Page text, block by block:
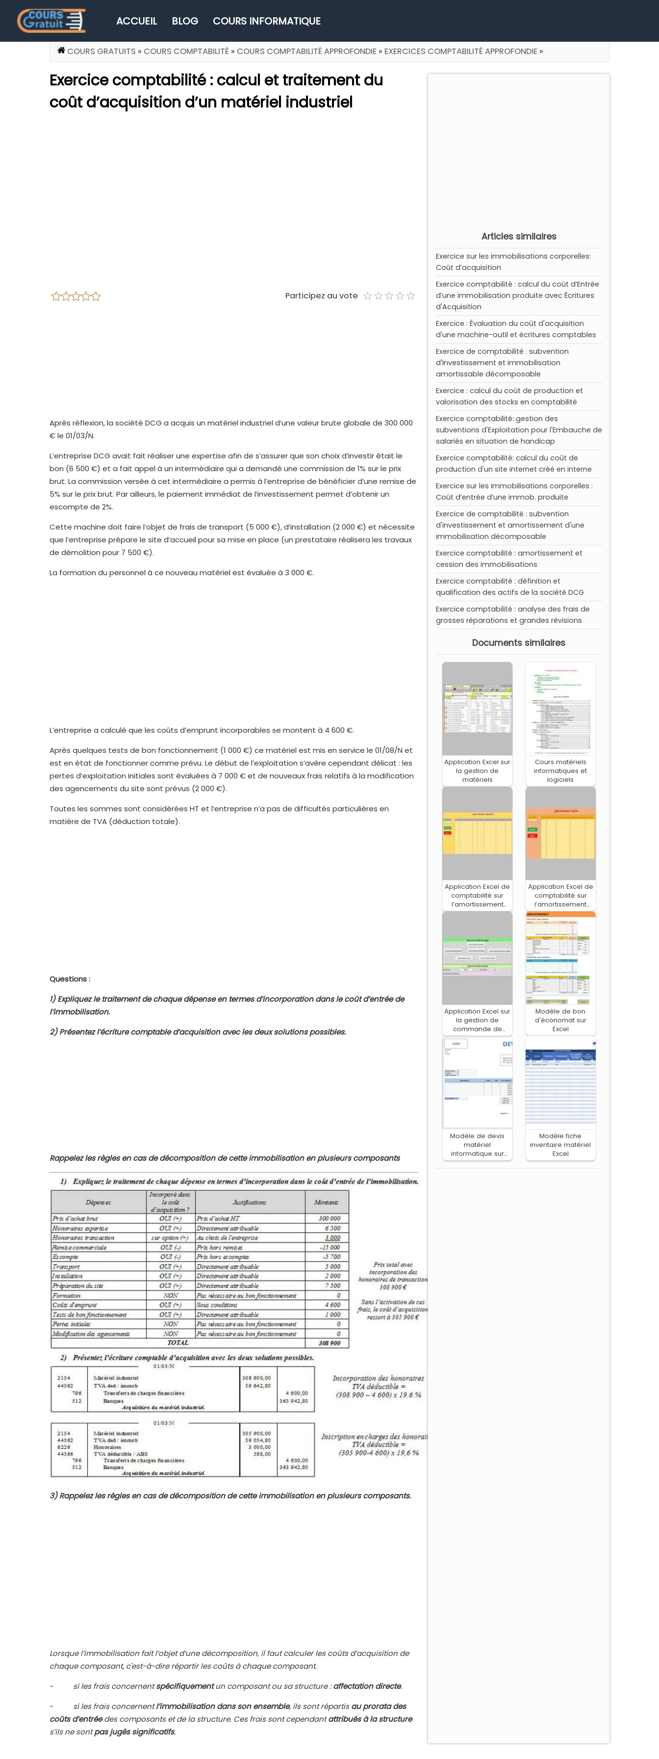
ACCUEIL BLOG COURS INFORMATIQUE
COURS GRATUITS » COURS COMPTABILITÉ » COURS COMPTABILITÉ APPROFONDIE » EXERCICES COMPTABILITÉ APPROFONDIE »
Articles similaires
Exercice sur les immobilisations corporelles:
Coût d’acquisition
Exercice comptabilité : calcul du coût d’Entrée
d’une immobilisation produite avec Écritures
d'Acquisition
Exercice : Évaluation du coût d'acquisition
d'une machine-outil et écritures comptables
Exercice de comptabilité : subvention
d'Investissement et immobilisation
amortissable décomposable
Exercice : calcul du coût de production et
valorisation des stocks en comptabilité
Exercice comptabilité: gestion des
subventions d'Exploitation pour l'Embauche de
salariés en situation de handicap
Exercice comptabilité: calcul du coût de
production d'un site internet créé en interne
Exercice sur les immobilisations corporelles :
Coût d’entrée d’une immob. produite
Exercice de comptabilité : subvention
d'investissement et amortissement d'une
immobilisation décomposable
Exercice comptabilité : amortissement et
cession des immobilisations
Exercice comptabilité : définition et
qualification des actifs de la société DCG
Exercice comptabilité : analyse des frais de
grosses réparations et grandes révisions
Documents similaires
Application Excel sur
la gestion de
matériels
Cours matériels
informatiques et
logiciels
Application Excel de
comptabilité sur
l’amortissement
dégressif
Application Excel de
comptabilité sur
l’amortissement
linéaire
Application Excel sur
la gestion de
commande de
matériel scolaire
Modèle de bon
d'économat sur
Excel
Modèle de devis
matériel
informatique sur
Excel
Modèle fiche
inventaire matériel
Excel
Exercice comptabilité : calcul et traitement du
coût d’acquisition d’un matériel industriel
Participez au vote ☆☆☆☆☆
★★★★★
Après réflexion, la société DCG a acquis un matériel industriel d’une valeur brute globale de 300 000
€ le 01/03/N.
L’entreprise DCG avait fait réaliser une expertise afin de s’assurer que son choix d’investir était le
bon (6 500 €) et a fait appel à un intermédiaire qui a demandé une commission de 1% sur le prix
brut. La commission versée à cet intermédiaire a permis à l’entreprise de bénéficier d’une remise de
5% sur le prix brut. Par ailleurs, le paiement immédiat de l’investissement permet d’obtenir un
escompte de 2%.
Cette machine doit faire l’objet de frais de transport (5 000 €), d’installation (2 000 €) et nécessite
que l’entreprise prépare le site d’accueil pour sa mise en place (un prestataire réalisera les travaux
de démolition pour 7 500 €).
La formation du personnel à ce nouveau matériel est évaluée à 3 000 €.
L’entreprise a calculé que les coûts d’emprunt incorporables se montent à 4 600 €.
Après quelques tests de bon fonctionnement (1 000 €) ce matériel est mis en service le 01/08/N et
est en état de fonctionner comme prévu. Le début de l’exploitation s’avère cependant délicat : les
pertes d’exploitation initiales sont évaluées à 7 000 € et de nouveaux frais relatifs à la modification
des agencements du site sont prévus (2 000 €).
Toutes les sommes sont considérées HT et l’entreprise n’a pas de difficultés particulières en
matière de TVA (déduction totale).
Questions :
1) Expliquez le traitement de chaque dépense en termes d’incorporation dans le coût d’entrée de
l’immobilisation.
2) Présentez l’écriture comptable d’acquisition avec les deux solutions possibles.
Rappelez les règles en cas de décomposition de cette immobilisation en plusieurs composants
3) Rappelez les règles en cas de décomposition de cette immobilisation en plusieurs composants.
Lorsque l’immobilisation fait l’objet d’une décomposition, il faut calculer les coûts d’acquisition de
chaque composant, c'est-à-dire répartir les coûts à chaque composant.
- si les frais concernentspécifiquementun composant ou sa structure :affectation directe.
- si les frais concernentl’immobilisation dans son ensemble, ils sont répartisau prorata des
coûts d’entréedes composants et de la structure. Ces frais sont cependantattribués à la structure
s’ils ne sontpas jugés significatifs.